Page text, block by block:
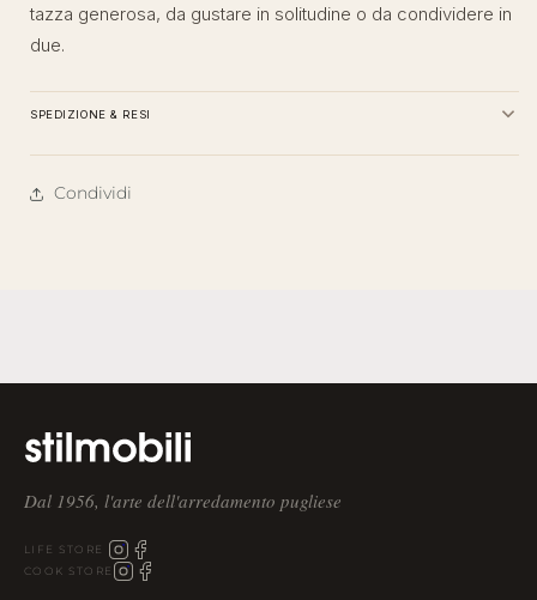
tazza generosa, da gustare in solitudine o da condividere in
due.
SPEDIZIONE & RESI
Condividi
Dal 1956, l'arte dell'arredamento pugliese
LIFE STORE
COOK STORE